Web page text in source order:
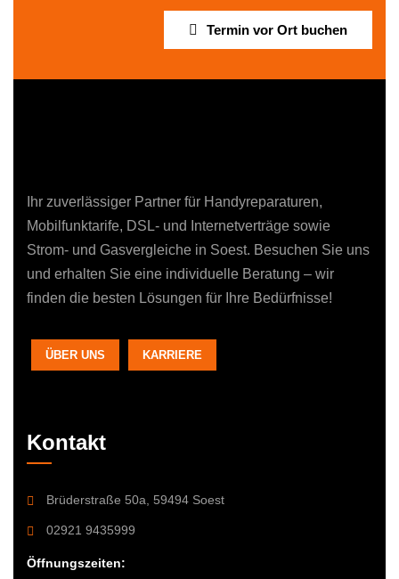
Termin vor Ort buchen
Ihr zuverlässiger Partner für Handyreparaturen,
Mobilfunktarife, DSL- und Internetverträge sowie
Strom- und Gasvergleiche in Soest. Besuchen Sie uns
und erhalten Sie eine individuelle Beratung – wir
finden die besten Lösungen für Ihre Bedürfnisse!
ÜBER UNS KARRIERE
Kontakt
Brüderstraße 50a, 59494 Soest
02921 9435999
Öffnungszeiten: